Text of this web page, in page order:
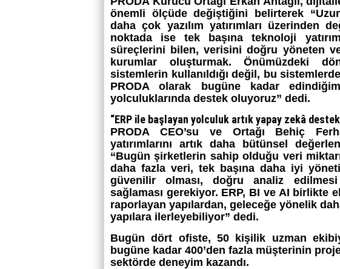
önemli ölçüde değiştiğini belirterek
daha çok yazılım yatırımları üzerinden
noktada ise tek başına teknoloji
süreçlerini bilen, verisini doğru yöneten
kurumlar oluşturmak. Önümüzdeki
sistemlerin kullanıldığı değil, bu
PRODA olarak bugüne kadar
yolculuklarında destek oluyoruz” dedi.
“ERP ile başlayan yolculuk artık yapay zekâ
PRODA CEO’su ve Ortağı Behiç
yatırımlarını artık daha bütünsel
“Bugün şirketlerin sahip olduğu veri
daha fazla veri, tek başına daha iyi
güvenilir olması, doğru analiz
sağlaması gerekiyor. ERP, BI ve AI birlikte
raporlayan yapılardan, geleceğe yönelik
yapılara ilerleyebiliyor” dedi.
Bugün dört ofiste, 50 kişilik uzman
bugüne kadar 400’den fazla müşterinin
sektörde deneyim kazandı.